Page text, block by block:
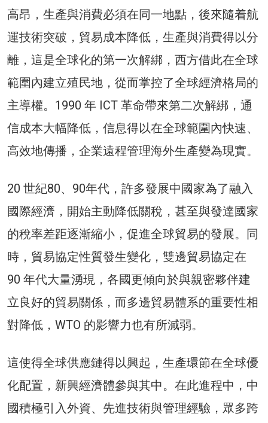
高昂，生產與消費必須在同一地點，後來隨着航
運技術突破，貿易成本降低，生產與消費得以分
離，這是全球化的第一次解綁，西方借此在全球
範圍內建立殖民地，從而掌控了全球經濟格局的
主導權。1990 年 ICT 革命帶來第二次解綁，通
信成本大幅降低，信息得以在全球範圍內快速、
高效地傳播，企業遠程管理海外生產變為現實。
20 世紀80、90年代，許多發展中國家為了融入
國際經濟，開始主動降低關稅，甚至與發達國家
的稅率差距逐漸縮小，促進全球貿易的發展。同
時，貿易協定性質發生變化，雙邊貿易協定在
90 年代大量湧現，各國更傾向於與親密夥伴建
立良好的貿易關係，而多邊貿易體系的重要性相
對降低，WTO 的影響力也有所減弱。
這使得全球供應鏈得以興起，生產環節在全球優
化配置，新興經濟體參與其中。在此進程中，中
國積極引入外資、先進技術與管理經驗，眾多跨